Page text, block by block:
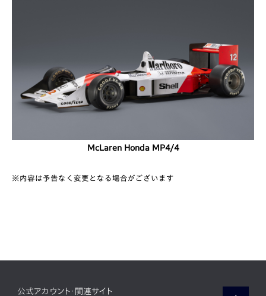
McLaren Honda MP4/4
※内容は予告なく変更となる場合がございます
公式アカウント・関連サイト